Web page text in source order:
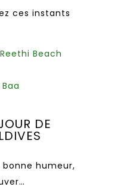
ces instants
Beach
DE
humeur,